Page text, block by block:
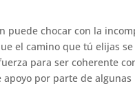
puede chocar con la
el camino que tú elijas
para ser coherente
por parte de algunas